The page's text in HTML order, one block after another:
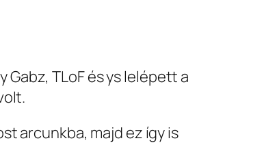
TLoF és ys lelépett a
arcunkba, majd ez így is